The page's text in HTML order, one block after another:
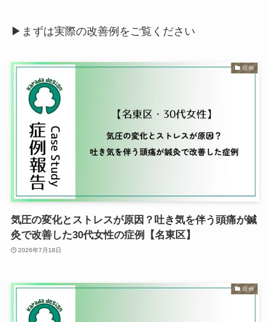
▶まずは実際の改善例をご覧ください
症例
気圧の変化とストレスが原因？吐き気を伴う頭痛が鍼
灸で改善した30代女性の症例【名東区】
2026年7月18日
症例